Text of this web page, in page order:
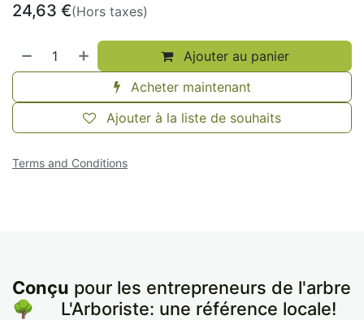
24,63 €(Hors taxes)
Ajouter au panier
Acheter maintenant
Ajouter à la liste de souhaits
Terms and Conditions
Conçu pour les entrepreneurs de l'arbre
🌳
​L'Arboriste: une référence locale!